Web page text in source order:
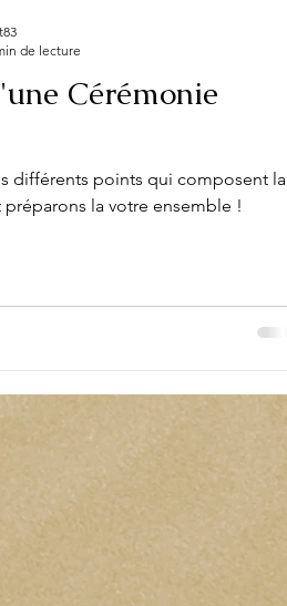
Cérémonie
différents points qui composent la
la votre ensemble !
de lecture